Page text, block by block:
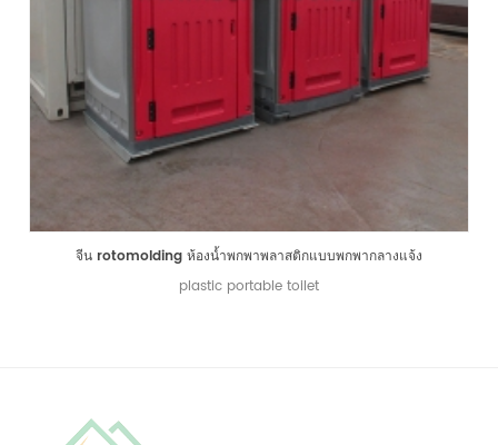
จีน rotomolding ห้องน้ำพกพาพลาสติกแบบพกพากลางแจ้ง
plastic portable toilet